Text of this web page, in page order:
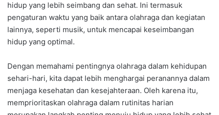
hidup yang lebih seimbang dan sehat. Ini termasuk
pengaturan waktu yang baik antara olahraga dan kegiatan
lainnya, seperti musik, untuk mencapai keseimbangan
hidup yang optimal.
Dengan memahami pentingnya olahraga dalam kehidupan
sehari-hari, kita dapat lebih menghargai peranannya dalam
menjaga kesehatan dan kesejahteraan. Oleh karena itu,
memprioritaskan olahraga dalam rutinitas harian